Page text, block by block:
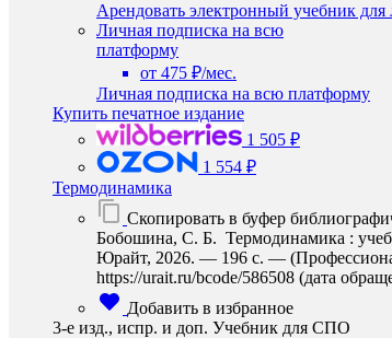
Арендовать электронный учебник для
Личная подписка на всю
платформу
от 475 ₽/мес.
Личная подписка на всю платформу
Купить печатное издание
1 505 ₽
1 554 ₽
Термодинамика
Скопировать в буфер
Бобошина, С. Б. Термодинамика :
Юрайт, 2026. — 196 с. —
https://urait.ru/bcode/586508 (дата
Добавить в избранное
3-е изд., испр. и доп. Учебник для СПО